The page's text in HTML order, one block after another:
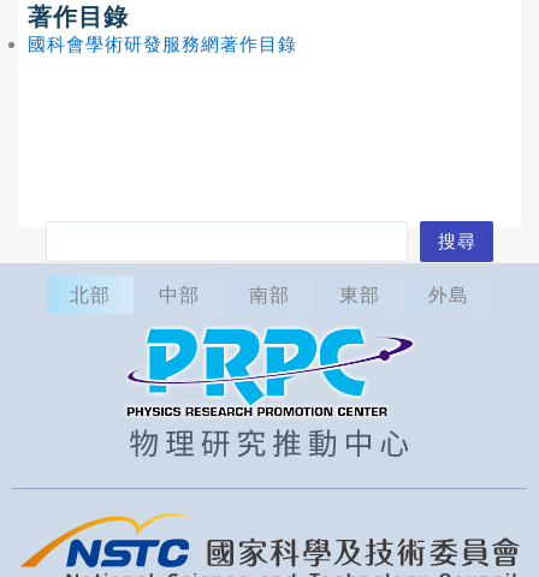
著作目錄
國科會學術研發服務網著作目錄
尋
搜尋
北部 中部 南部 東部 外島